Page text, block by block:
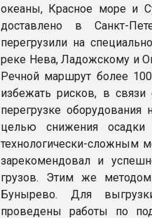
океаны, Красное море и
доставлено в Санкт-
перегрузили на
реке Нева, Ладожскому и
Речной маршрут более
избежать рисков, в
перегрузке
целью снижения осадки
технологически-сложным
зарекомендовал и
грузов. Этим же
Бунырево. Для
проведены работы по